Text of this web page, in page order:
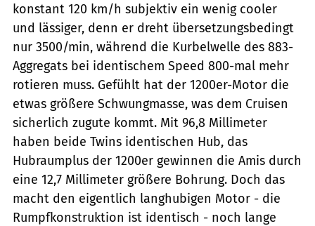
konstant 120 km/h subjektiv ein wenig cooler
und lässiger, denn er dreht übersetzungsbedingt
nur 3500/min, während die Kurbelwelle des 883-
Aggregats bei identischem Speed 800-mal mehr
rotieren muss. Gefühlt hat der 1200er-Motor die
etwas größere Schwungmasse, was dem Cruisen
sicherlich zugute kommt. Mit 96,8 Millimeter
haben beide Twins identischen Hub, das
Hubraumplus der 1200er gewinnen die Amis durch
eine 12,7 Millimeter größere Bohrung. Doch das
macht den eigentlich langhubigen Motor - die
Rumpfkonstruktion ist identisch - noch lange